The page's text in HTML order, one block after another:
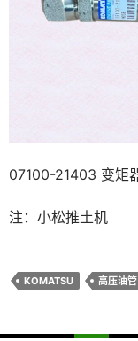
07100-21403 变矩
注：小松推土机
KOMATSU 高压油管